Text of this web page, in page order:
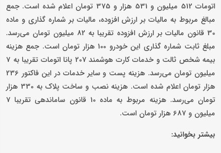
اتومات 512 میلیون و 531 هزار و 375 تومان اعلام شده است. جمع
مبالغ مربوط به مالیات بر ارزش افزوده، مالیات بر شماره گذاری و ماده
30 قانون مالیات بر ارزش افزوده تقریبا به 82 میلیون تومان می‌رسد.
مبلغ ثابت شماره گذاری این خودرو 100 هزار تومان است. جمع هزینه
بیمه شخص ثالت و خدمات کارت هوشمند 207 پانا اتومات تقریبا به 7
میلیون تومان می‌رسد. هزینه پست و سایر خدمات در این فاکتور 236
هزار تومان اعلام شده است. هزینه نصب و ساخت پلاک به 330 هزار
تومان می‌رسد. هزینه مربوط به ماده 10 قانون ساماندهی تقریبا 7
میلیون و 687 هزار تومان است.
بیشتر بخوانید: